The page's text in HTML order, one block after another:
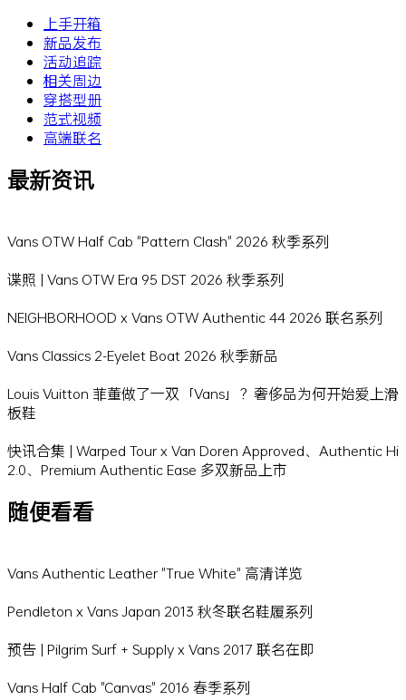
上手开箱
新品发布
活动追踪
相关周边
穿搭型册
范式视频
高端联名
最新资讯
Vans OTW Half Cab "Pattern Clash" 2026 秋季系列
谍照 | Vans OTW Era 95 DST 2026 秋季系列
NEIGHBORHOOD x Vans OTW Authentic 44 2026 联名系列
Vans Classics 2-Eyelet Boat 2026 秋季新品
Louis Vuitton 菲董做了一双「Vans」？奢侈品为何开始爱上滑
板鞋
快讯合集 | Warped Tour x Van Doren Approved、Authentic Hi
2.0、Premium Authentic Ease 多双新品上市
随便看看
Vans Authentic Leather "True White" 高清详览
Pendleton x Vans Japan 2013 秋冬联名鞋履系列
预告 | Pilgrim Surf + Supply x Vans 2017 联名在即
Vans Half Cab "Canvas" 2016 春季系列